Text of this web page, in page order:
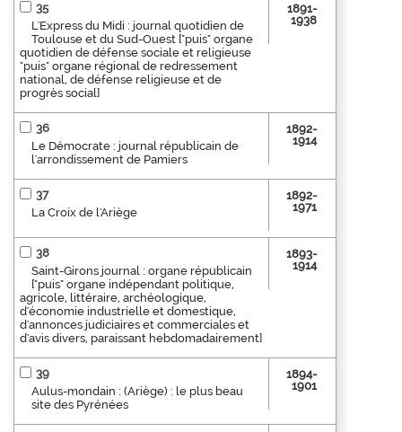
35
L'Express du Midi : journal quotidien de
Toulouse et du Sud-Ouest ["puis" organe
quotidien de défense sociale et religieuse
"puis" organe régional de redressement
national, de défense religieuse et de
progrès social]
1891-
1938
36
Le Démocrate : journal républicain de
l'arrondissement de Pamiers
1892-
1914
37
La Croix de l'Ariège
1892-
1971
38
Saint-Girons journal : organe républicain
["puis" organe indépendant politique,
agricole, littéraire, archéologique,
d'économie industrielle et domestique,
d'annonces judiciaires et commerciales et
d'avis divers, paraissant hebdomadairement]
1893-
1914
39
Aulus-mondain : (Ariège) : le plus beau
site des Pyrénées
1894-
1901